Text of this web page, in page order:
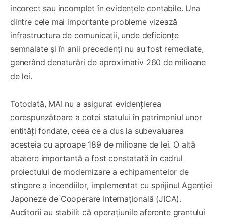
incorect sau incomplet în evidențele contabile. Una
dintre cele mai importante probleme vizează
infrastructura de comunicații, unde deficiențe
semnalate și în anii precedenți nu au fost remediate,
generând denaturări de aproximativ 260 de milioane
de lei.
Totodată, MAI nu a asigurat evidențierea
corespunzătoare a cotei statului în patrimoniul unor
entități fondate, ceea ce a dus la subevaluarea
acesteia cu aproape 189 de milioane de lei. O altă
abatere importantă a fost constatată în cadrul
proiectului de modernizare a echipamentelor de
stingere a incendiilor, implementat cu sprijinul Agenției
Japoneze de Cooperare Internațională (JICA).
Auditorii au stabilit că operațiunile aferente grantului